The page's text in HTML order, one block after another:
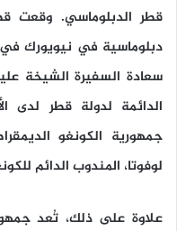
قطر الدبلوماسي. وقعت
سعادة السفيرة الشيخة
الدائمة لدولة قطر لدى
جمهورية الكونغو
لوفوتا، المندوب الدائم
علاوة على ذلك، تُعد